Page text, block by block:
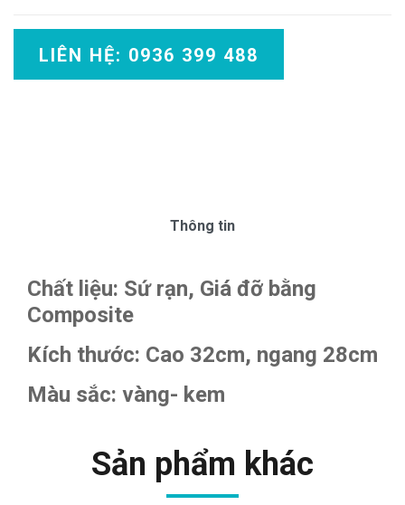
LIÊN HỆ: 0936 399 488
Thông tin
Chất liệu: Sứ rạn, Giá đỡ bằng
Composite
Kích thước: Cao 32cm, ngang 28cm
Màu sắc: vàng- kem
Sản phẩm khác